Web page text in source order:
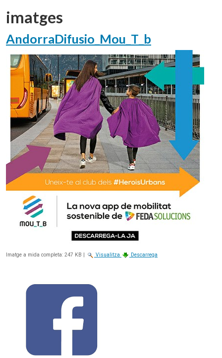
imatges
AndorraDifusio_Mou_T_b
Imatge a mida completa: 247 KB | Visualitza Descarrega